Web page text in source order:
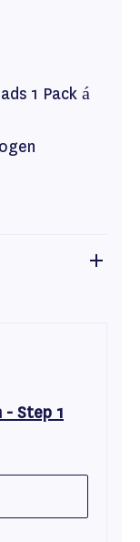
1 Pack á
- Step 1